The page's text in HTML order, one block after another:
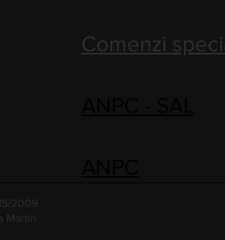
Comenzi
2009
Martin